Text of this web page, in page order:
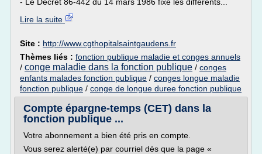
Lire la suite
Site : http://www.cgthopitalsaintgaudens.fr
Thèmes liés : fonction publique maladie et conges annuels
/ conge maladie dans la fonction publique / conges
enfants malades fonction publique / conges longue maladie
fonction publique / conge de longue duree fonction publique
Compte épargne-temps (CET) dans la
fonction publique ...
Votre abonnement a bien été pris en compte.
Vous serez alerté(e) par courriel dès que la page «